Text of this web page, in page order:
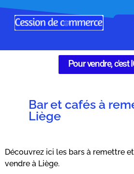
Pour vendre, c'est
Bar et cafés à
Liège
Découvrez ici les bars à remettre
vendre à Liège.